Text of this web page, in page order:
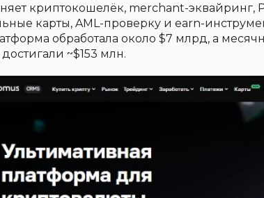
криптокошелёк, merchant-эквайринг,
карты, AML-проверку и earn-
обработала около $7 млрд, а
~$153 млн.